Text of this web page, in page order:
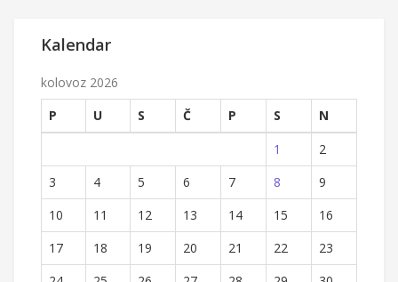
Kalendar
kolovoz 2026
P
U S Č P S
N
1
2
3
4 5 6 7 8
9
10
11 12 13 14 15
16
17
18 19 20 21 22
23